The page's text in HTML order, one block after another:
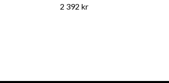
2 392 kr